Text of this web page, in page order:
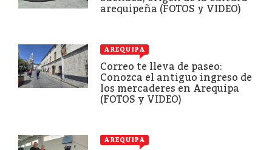
arequipeña (FOTOS y VIDEO)
AREQUIPA
Correo te lleva de paseo:
Conozca el antiguo ingreso de
los mercaderes en Arequipa
(FOTOS y VIDEO)
AREQUIPA